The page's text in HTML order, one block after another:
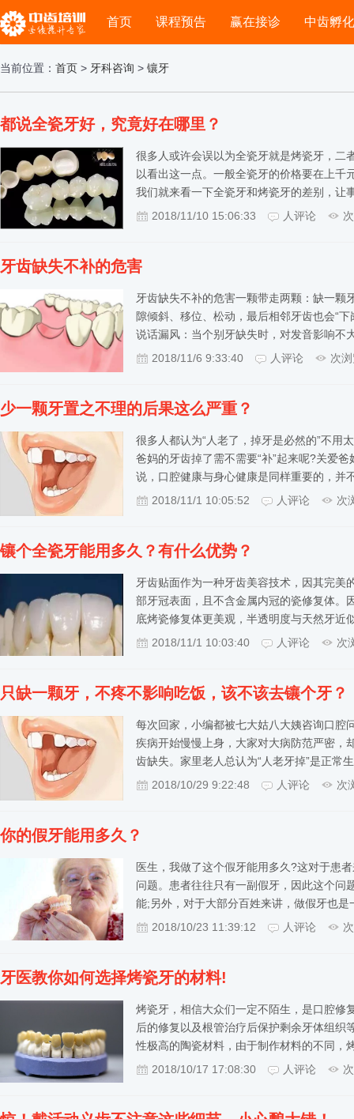
首页 课程预告 赢在接诊 中齿孵
当前位置： 首页 > 牙科咨询 > 镶牙
都说全瓷牙好，究竟好在哪里？
很多人或许会误以为全瓷牙就是烤瓷牙，二
以看出这一点。一般全瓷牙的价格要在上
我们就来看一下全瓷牙和烤瓷牙的差别，
2018/11/10 15:06:33
人评论
牙齿缺失不补的危害
牙齿缺失不补的危害一颗带走两颗：缺一颗
隙倾斜、移位、松动，最后相邻牙齿也会“
说话漏风：当个别牙缺失时，对发音影响
2018/11/6 9:33:40
人评论 次
少一颗牙置之不理的后果这么严重？
很多人都认为“人老了，掉牙是必然的”不用
爸妈的牙齿掉了需不需要“补”起来呢?关爱
说，口腔健康与身心健康是同样重要的，并
2018/11/1 10:05:52
人评论 次
镶个全瓷牙能用多久？有什么优势？
牙齿贴面作为一种牙齿美容技术，因其完美
部牙冠表面，且不含金属内冠的瓷修复体。
底烤瓷修复体更美观，半透明度与天然牙
2018/11/1 10:03:40
人评论 次
只缺一颗牙，不疼不影响吃饭，该不该去镶个牙？
每次回家，小编都被七大姑八大姨咨询口腔
疾病开始慢慢上身，大家对大病防范严密，
齿缺失。家里老人总认为“人老牙掉”是正常
2018/10/29 9:22:48
人评论 次
你的假牙能用多久？
医生，我做了这个假牙能用多久?这对于患
问题。患者往往只有一副假牙，因此这个问
能;另外，对于大部分百姓来讲，做假牙也
2018/10/23 11:39:12
人评论
牙医教你如何选择烤瓷牙的材料!
烤瓷牙，相信大众们一定不陌生，是口腔修
后的修复以及根管治疗后保护剩余牙体组
性极高的陶瓷材料，由于制作材料的不同
2018/10/17 17:08:30
人评论